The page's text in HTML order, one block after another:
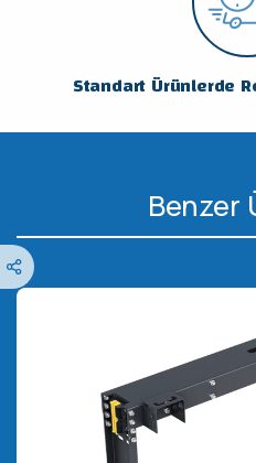
Standart Ürünlerde
Benzer